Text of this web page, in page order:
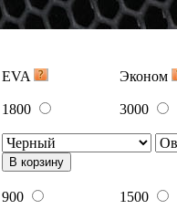
EVA
Эконом
1800 3000
В корзину
900 1500